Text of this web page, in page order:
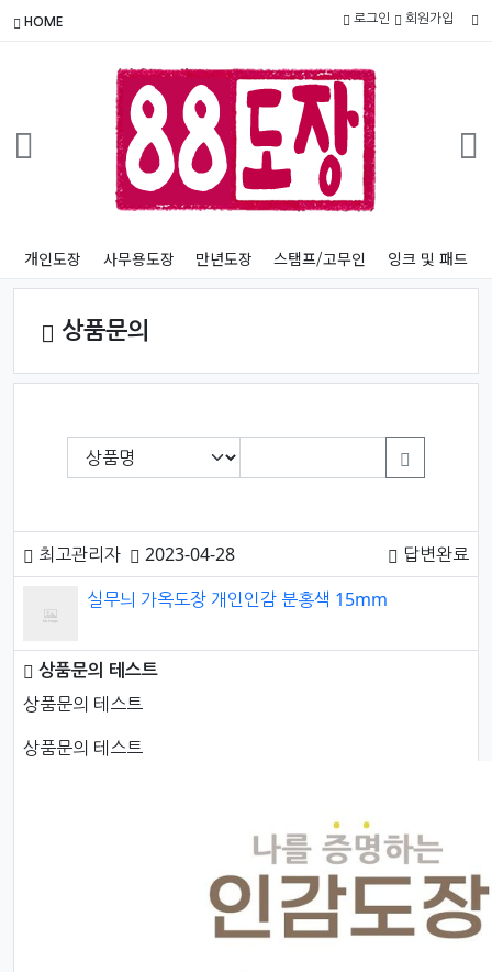
HOME 로그인 회원가입
개인도장 사무용도장 만년도장 스탬프/고무인 잉크 및 패드
상품문의
검색항목 필수
검색어필수
최고관리자 2023-04-28
답변완료
실무늬 가옥도장 개인인감 분홍색 15mm
상품문의 테스트
문의내용
상품문의 테스트
상품문의 테스트